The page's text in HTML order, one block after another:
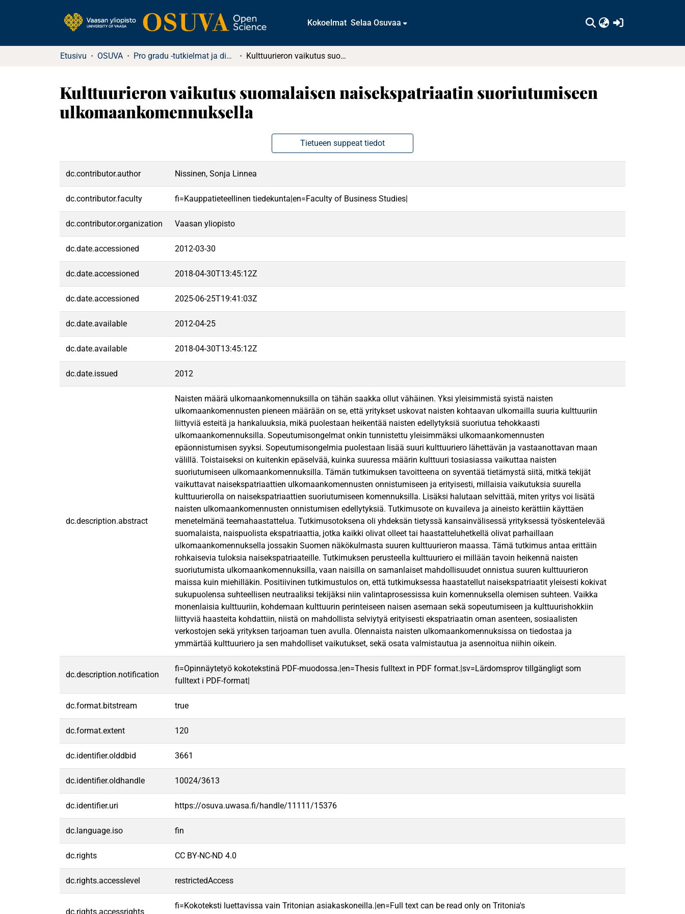
Kokoelmat Selaa Osuvaa
Etusivu OSUVA Pro gradu -tutkielmat ja diplomityöt (rajattu saatavuus) Kulttuurieron vaikutus suomalaisen naisekspatriaatin suoriutumiseen ulkomaankomennuksella
Kulttuurieron vaikutus suomalaisen naisekspatriaatin suoriutumiseen
ulkomaankomennuksella
Tietueen suppeat tiedot
dc.contributor.author Nissinen, Sonja Linnea
dc.contributor.faculty fi=Kauppatieteellinen tiedekunta|en=Faculty of Business Studies|
dc.contributor.organization Vaasan yliopisto
dc.date.accessioned 2012-03-30
dc.date.accessioned 2018-04-30T13:45:12Z
dc.date.accessioned 2025-06-25T19:41:03Z
dc.date.available 2012-04-25
dc.date.available 2018-04-30T13:45:12Z
dc.date.issued 2012
dc.description.abstract
Naisten määrä ulkomaankomennuksilla on tähän saakka ollut vähäinen. Yksi yleisimmistä syistä naisten
ulkomaankomennusten pieneen määrään on se, että yritykset uskovat naisten kohtaavan ulkomailla suuria kulttuuriin
liittyviä esteitä ja hankaluuksia, mikä puolestaan heikentää naisten edellytyksiä suoriutua tehokkaasti
ulkomaankomennuksilla. Sopeutumisongelmat onkin tunnistettu yleisimmäksi ulkomaankomennusten
epäonnistumisen syyksi. Sopeutumisongelmia puolestaan lisää suuri kulttuuriero lähettävän ja vastaanottavan maan
välillä. Toistaiseksi on kuitenkin epäselvää, kuinka suuressa määrin kulttuuri tosiasiassa vaikuttaa naisten
suoriutumiseen ulkomaankomennuksilla. Tämän tutkimuksen tavoitteena on syventää tietämystä siitä, mitkä tekijät
vaikuttavat naisekspatriaattien ulkomaankomennusten onnistumiseen ja erityisesti, millaisia vaikutuksia suurella
kulttuurierolla on naisekspatriaattien suoriutumiseen komennuksilla. Lisäksi halutaan selvittää, miten yritys voi lisätä
naisten ulkomaankomennusten onnistumisen edellytyksiä. Tutkimusote on kuvaileva ja aineisto kerättiin käyttäen
menetelmänä teemahaastattelua. Tutkimusotoksena oli yhdeksän tietyssä kansainvälisessä yrityksessä työskentelevää
suomalaista, naispuolista ekspatriaattia, jotka kaikki olivat olleet tai haastatteluhetkellä olivat parhaillaan
ulkomaankomennuksella jossakin Suomen näkökulmasta suuren kulttuurieron maassa. Tämä tutkimus antaa erittäin
rohkaisevia tuloksia naisekspatriaateille. Tutkimuksen perusteella kulttuuriero ei millään tavoin heikennä naisten
suoriutumista ulkomaankomennuksilla, vaan naisilla on samanlaiset mahdollisuudet onnistua suuren kulttuurieron
maissa kuin miehilläkin. Positiivinen tutkimustulos on, että tutkimuksessa haastatellut naisekspatriaatit yleisesti kokivat
sukupuolensa suhteellisen neutraaliksi tekijäksi niin valintaprosessissa kuin komennuksella olemisen suhteen. Vaikka
monenlaisia kulttuuriin, kohdemaan kulttuurin perinteiseen naisen asemaan sekä sopeutumiseen ja kulttuurishokkiin
liittyviä haasteita kohdattiin, niistä on mahdollista selviytyä erityisesti ekspatriaatin oman asenteen, sosiaalisten
verkostojen sekä yrityksen tarjoaman tuen avulla. Olennaista naisten ulkomaankomennuksissa on tiedostaa ja
ymmärtää kulttuuriero ja sen mahdolliset vaikutukset, sekä osata valmistautua ja asennoitua niihin oikein.
dc.description.notification
fi=Opinnäytetyö kokotekstinä PDF-muodossa.|en=Thesis fulltext in PDF format.|sv=Lärdomsprov tillgängligt som
fulltext i PDF-format|
dc.format.bitstream true
dc.format.extent 120
dc.identifier.olddbid 3661
dc.identifier.oldhandle 10024/3613
dc.identifier.uri https://osuva.uwasa.fi/handle/11111/15376
dc.language.iso fin
dc.rights CC BY-NC-ND 4.0
dc.rights.accesslevel restrictedAccess
dc.rights.accessrights
fi=Kokoteksti luettavissa vain Tritonian asiakaskoneilla.|en=Full text can be read only on Tritonia's